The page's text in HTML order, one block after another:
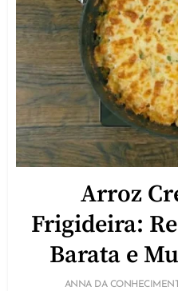
Arroz
Frigideira:
Barata e
ANNA DA